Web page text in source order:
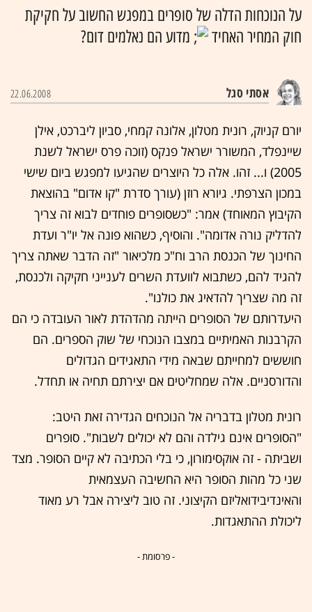
על הנוכחות הדלה של סופרים במפגש החשוב על חקיקת
חוק המחיר האחיד
מדוע הם נאלמים דום?
אסתי סגל 22.06.2008
יורם קניוק, רונית מטלון, אלונה קמחי, סביון ליברכט, אילן
שיינפלד, המשורר ישראל פנקס (זוכה פרס ישראל לשנת
2005) ו... זהו. אלה כל היוצרים שהגיעו למפגש ביום שישי
במכון הצרפתי. גיורא רוזן (עורך סדרת "קו אדום" בהוצאת
הקיבוץ המאוחד) אמר: "כשסופרים פוחדים לבוא זה צריך
להדליק נורה אדומה". והוסיף, כשהוא פונה אל יו"ר ועדת
החינוך של הכנסת הרב וח"כ מלכיאור "זה הדבר שאתה צריך
להגיד להם, כשתבוא לוועדת השרים לענייני חקיקה ולכנסת,
זה מה שצריך להדאיג את כולנו".
היעדרותם של הסופרים הייתה מהדהדת לאור העובדה כי הם
הקרבנות האמיתיים במצבו הנוכחי של שוק הספרים. הם
חוששים למחייתם שבאה מידי התאגידים הגדולים
והדורסניים. אלה שמחליטים אם יצירתם תחיה או תחדל.
רונית מטלון בדבריה אל הנוכחים הגדירה זאת היטב:
"הסופרים אינם גילדה והם לא יכולים לשבות". סופרים
ושביתה - זה אוקסימורון, כי בלי הכתיבה לא קיים הסופר. מצד
שני כל מהות הסופר היא החשיבה העצמאית
והאינדיבידואליזם הקיצוני. זה טוב ליצירה אבל רע מאוד
ליכולת ההתאגדות.
- פרסומת -